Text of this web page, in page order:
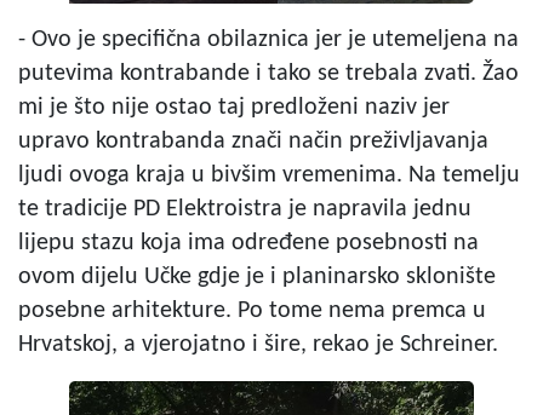
- Ovo je specifična obilaznica jer je utemeljena na
putevima kontrabande i tako se trebala zvati. Žao
mi je što nije ostao taj predloženi naziv jer
upravo kontrabanda znači način preživljavanja
ljudi ovoga kraja u bivšim vremenima. Na temelju
te tradicije PD Elektroistra je napravila jednu
lijepu stazu koja ima određene posebnosti na
ovom dijelu Učke gdje je i planinarsko sklonište
posebne arhitekture. Po tome nema premca u
Hrvatskoj, a vjerojatno i šire, rekao je Schreiner.